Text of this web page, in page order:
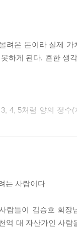
려온 돈이라 실제
하게 된다. 흔한 생
4, 5처럼 양의 정수
이익도 크고, 리스
능성도 증가한다는
는 사람이다
람들이 김승호 회
억 대 자산가인 사